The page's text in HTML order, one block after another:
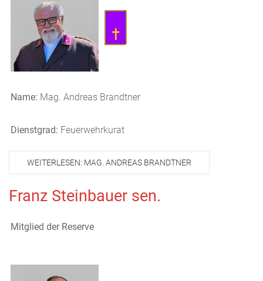
Name: Mag. Andreas Brandtner
Dienstgrad: Feuerwehrkurat
WEITERLESEN: MAG. ANDREAS BRANDTNER
Franz Steinbauer sen.
Mitglied der Reserve